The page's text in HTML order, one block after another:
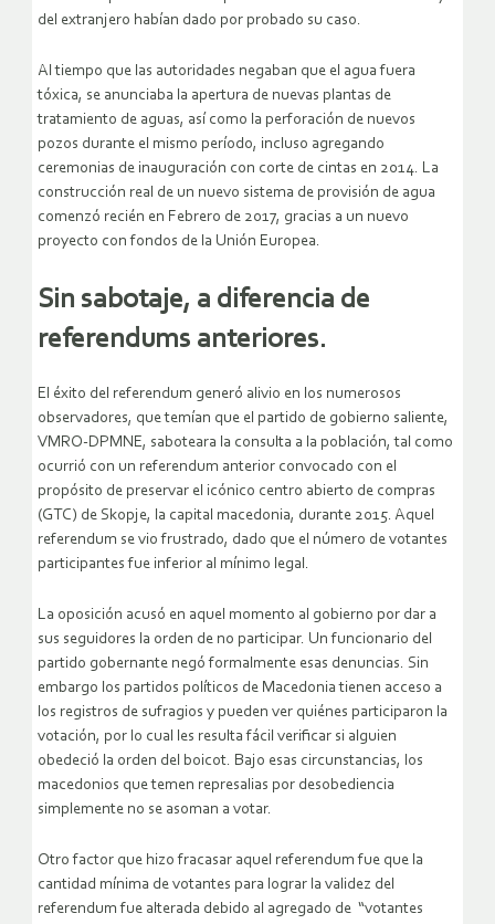
del extranjero habían dado por probado su caso.
Al tiempo que las autoridades negaban que el agua fuera
tóxica, se anunciaba la apertura de nuevas plantas de
tratamiento de aguas, así como la perforación de nuevos
pozos durante el mismo período, incluso agregando
ceremonias de inauguración con corte de cintas en 2014. La
construcción real de un nuevo sistema de provisión de agua
comenzó recién en Febrero de 2017, gracias a un nuevo
proyecto con fondos de la Unión Europea.
Sin sabotaje, a diferencia de
referendums anteriores.
El éxito del referendum generó alivio en los numerosos
observadores, que temían que el partido de gobierno saliente,
VMRO-DPMNE, saboteara la consulta a la población, tal como
ocurrió con un referendum anterior convocado con el
propósito de preservar el icónico centro abierto de compras
(GTC) de Skopje, la capital macedonia, durante 2015. Aquel
referendum se vio frustrado, dado que el número de votantes
participantes fue inferior al mínimo legal.
La oposición acusó en aquel momento al gobierno por dar a
sus seguidores la orden de no participar. Un funcionario del
partido gobernante negó formalmente esas denuncias. Sin
embargo los partidos políticos de Macedonia tienen acceso a
los registros de sufragios y pueden ver quiénes participaron la
votación, por lo cual les resulta fácil verificar si alguien
obedeció la orden del boicot. Bajo esas circunstancias, los
macedonios que temen represalias por desobediencia
simplemente no se asoman a votar.
Otro factor que hizo fracasar aquel referendum fue que la
cantidad mínima de votantes para lograr la validez del
referendum fue alterada debido al agregado de “votantes